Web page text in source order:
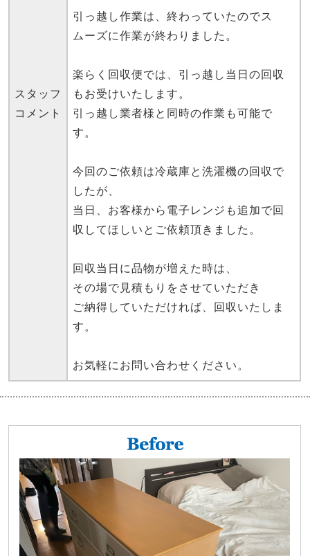
スタッフ
コメント
引っ越し作業は、終わっていたのでス
ムーズに作業が終わりました。
楽らく回収便では、引っ越し当日の回収
もお受けいたします。
引っ越し業者様と同時の作業も可能で
す。
今回のご依頼は冷蔵庫と洗濯機の回収で
したが、
当日、お客様から電子レンジも追加で回
収してほしいとご依頼頂きました。
回収当日に品物が増えた時は、
その場で見積もりをさせていただき
ご納得していただければ、回収いたしま
す。
お気軽にお問い合わせください。